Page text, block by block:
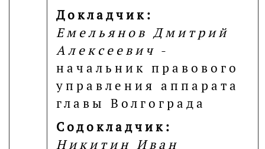
Докладчик:
Емельянов Дмитрий
Алексеевич -
начальник правового
управления аппарата
главы Волгограда
Содокладчик:
Никитин Иван